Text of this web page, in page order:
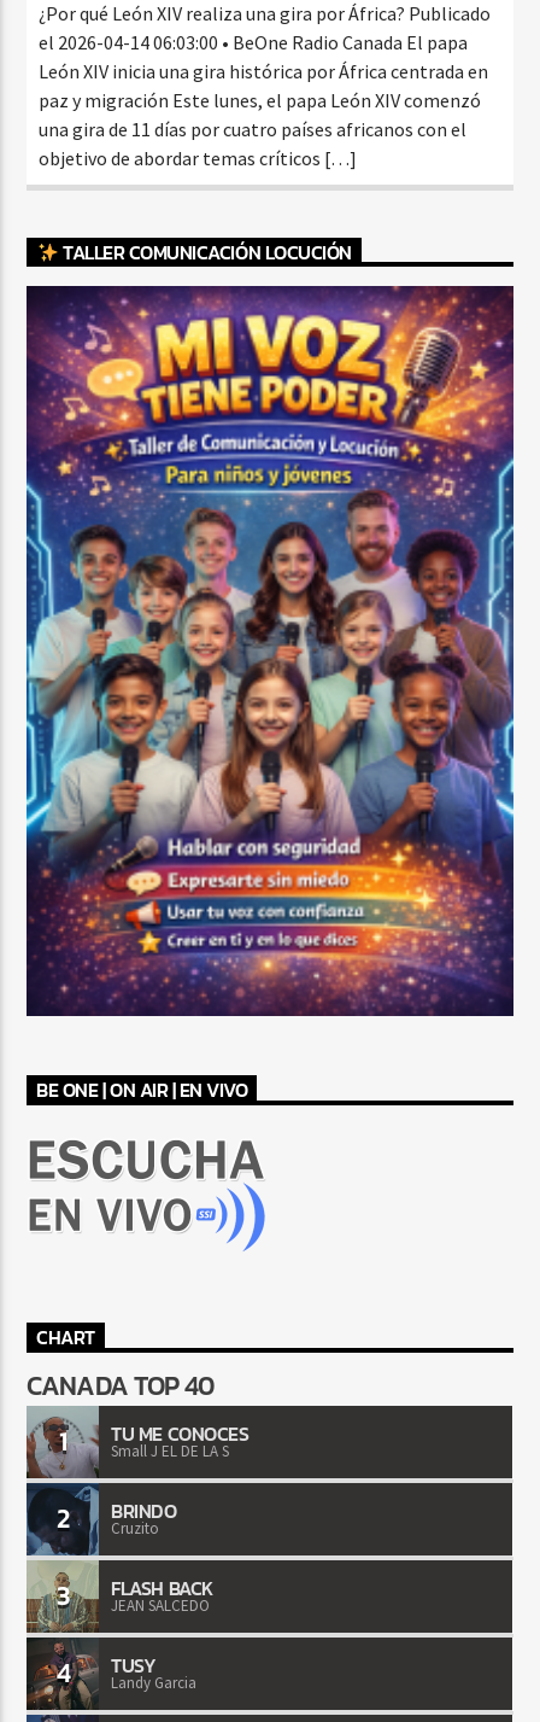
¿Por qué León XIV realiza una gira por África? Publicado
el 2026-04-14 06:03:00 • BeOne Radio Canada El papa
León XIV inicia una gira histórica por África centrada en
paz y migración Este lunes, el papa León XIV comenzó
una gira de 11 días por cuatro países africanos con el
objetivo de abordar temas críticos […]
TALLER COMUNICACIÓN LOCUCIÓN
BE ONE | ON AIR | EN VIVO
CHART
CANADA TOP 40
1 TU ME CONOCES
Small J EL DE LA S
2 BRINDO
Cruzito
3 FLASH BACK
JEAN SALCEDO
4 TUSY
Landy Garcia